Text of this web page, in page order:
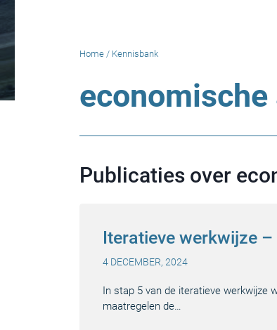
Home / Kennisbank
economische
Publicaties over
Iteratieve werkwijze
4 DECEMBER, 2024
In stap 5 van de iteratieve werkwijze
maatregelen de…